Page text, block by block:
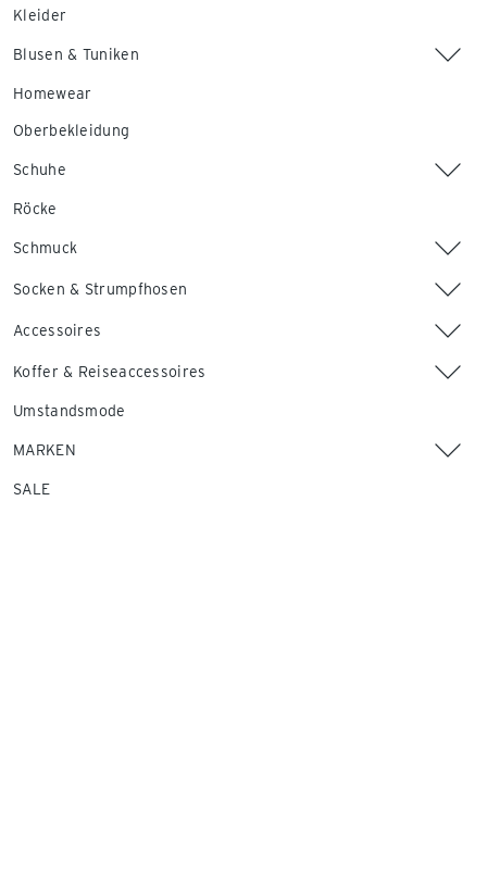
Kleider
Blusen & Tuniken
Homewear
Oberbekleidung
Schuhe
Röcke
Schmuck
Socken & Strumpfhosen
Accessoires
Koffer & Reiseaccessoires
Umstandsmode
MARKEN
SALE